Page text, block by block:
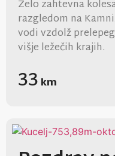
Zelo zahtevna
razgledom na
vodi vzdolž
višje ležečih krajih.
33 km